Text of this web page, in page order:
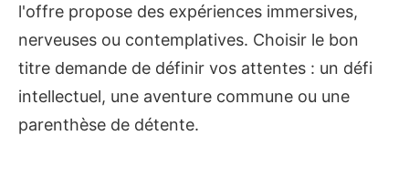
l'offre propose des expériences immersives,
nerveuses ou contemplatives. Choisir le bon
titre demande de définir vos attentes : un défi
intellectuel, une aventure commune ou une
parenthèse de détente.